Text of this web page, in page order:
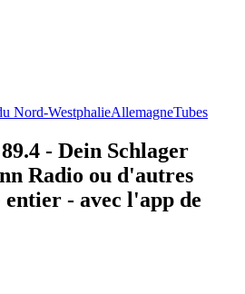
Nord-WestphalieAllemagneTubes
- Dein Schlager
Radio ou d'autres
- avec l'app de